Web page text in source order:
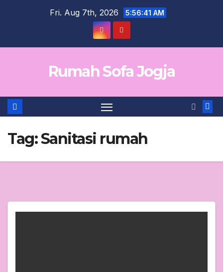
Fri. Aug 7th, 2026 5:56:42 AM
Rumah Sofa Jogja
Tag:Sanitasi rumah